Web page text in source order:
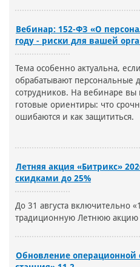
Вебинар: 152-ФЗ «О
году - риски для вашей
Тема особенно актуальна,
обрабатывают персональные
сотрудников. На вебинаре
готовые ориентиры: что
ошибаются и как защититься.
Летняя акция «Битрикс»
скидками до 25%
До 31 августа включительно
традиционную Летнюю акцию
Обновление операционной